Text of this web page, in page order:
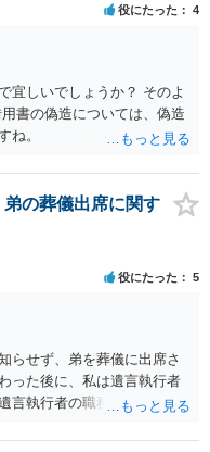
役にたった 4
宜しいでしょうか？ そのよ
書の偽造については、偽造
ね。
の葬儀出席に関す
役にたった 5
らせず、弟を葬儀に出席さ
った後に、私は遺言執行者
言執行者の職務）を知らせ
いません。 そもそも、そう